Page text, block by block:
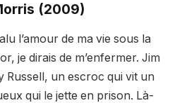
(2009)
l’amour de ma vie sous la
je dirais de m’enfermer. Jim
Russell, un escroc qui vit un
qui le jette en prison. Là-